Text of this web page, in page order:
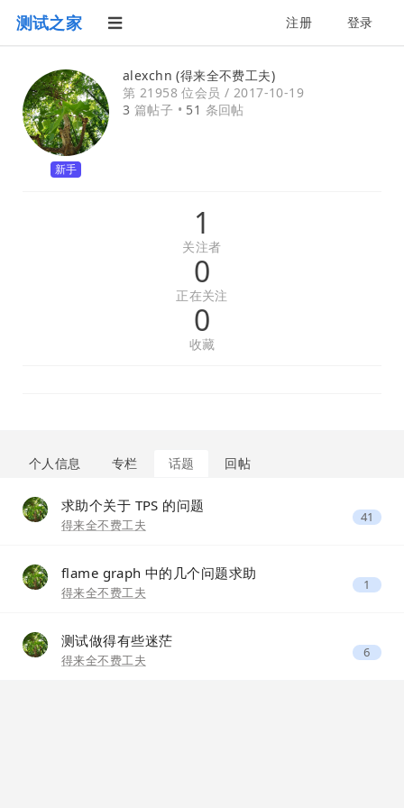
测试之家 注册 登录
新手
alexchn (得来全不费工夫)
第 21958 位会员 / 2017-10-19
3 篇帖子 • 51 条回帖
1
关注者
0
正在关注
0
收藏
个人信息 专栏 话题 回帖
求助个关于 TPS 的问题
得来全不费工夫 41
flame graph 中的几个问题求助
得来全不费工夫 1
测试做得有些迷茫
得来全不费工夫 6